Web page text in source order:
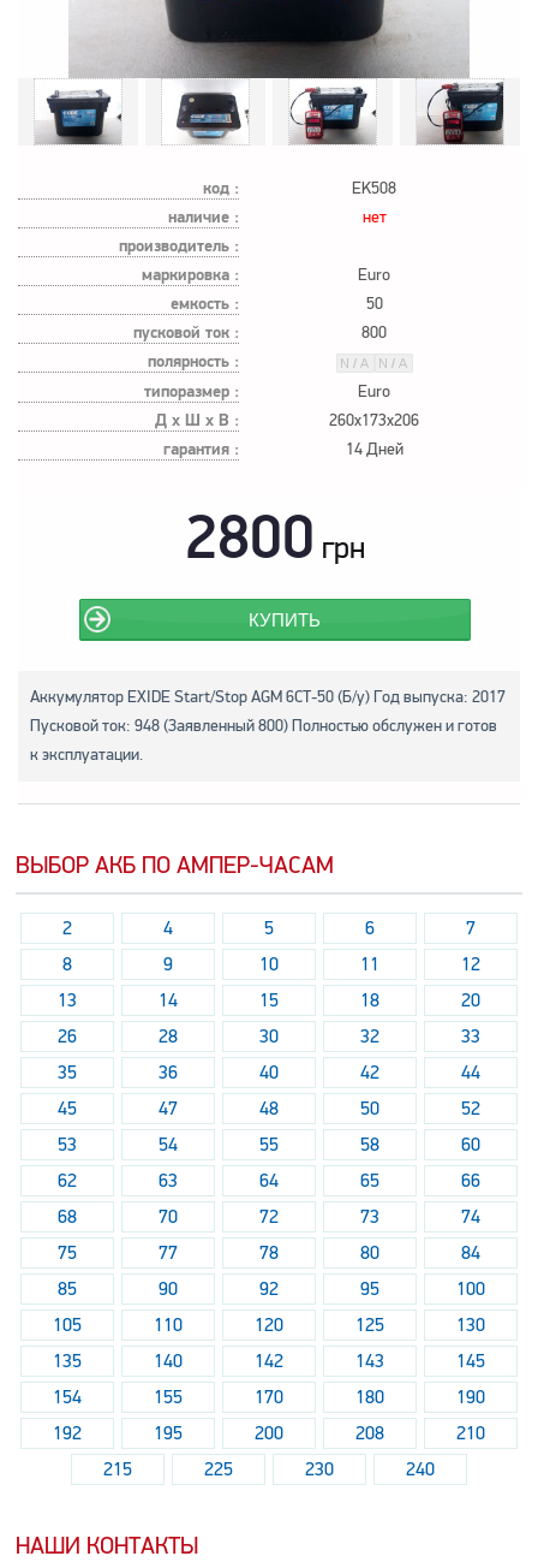
код : EK508
наличие : нет
производитель :
маркировка :
Euro
емкость : 50
пусковой ток : 800
полярность :
типоразмер :
Euro
Д х Ш х В : 260x173x206
гарантия : 14 Дней
2800 грн
КУПИТЬ
Аккумулятор EXIDE Start/Stop AGM 6СТ-50 (Б/у) Год выпуска: 2017
Пусковой ток: 948 (Заявленный 800) Полностью обслужен и готов
к эксплуатации.
ВЫБОР АКБ ПО АМПЕР-ЧАСАМ
2 4 5 6
7
8
9 10 11
12
13
14 15 18
20
26
28 30 32
33
35
36 40 42
44
45
47 48 50
52
53
54 55 58
60
62
63 64 65
66
68
70 72 73
74
75
77 78 80
84
85
90 92 95
100
105
110 120 125
130
135
140 142 143
145
154
155 170 180
190
192
195 200 208
210
215
225 230 240
НАШИ КОНТАКТЫ